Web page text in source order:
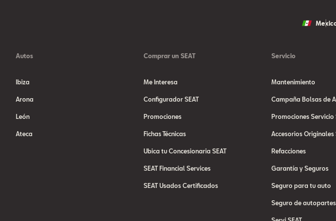
Autos
Ibiza
Arona
León
Ateca
Comprar un SEAT
Me Interesa
Configurador SEAT
Promociones
Fichas Técnicas
Ubica tu Concesionaria SEAT
SEAT Financial Services
SEAT Usados Certificados
Servicio
Mantenimiento
Campaña Bolsas de
Promociones Servicio
Accesorios Originales
Refacciones
Garantía y Seguros
Seguro para tu auto
Seguro de autopartes